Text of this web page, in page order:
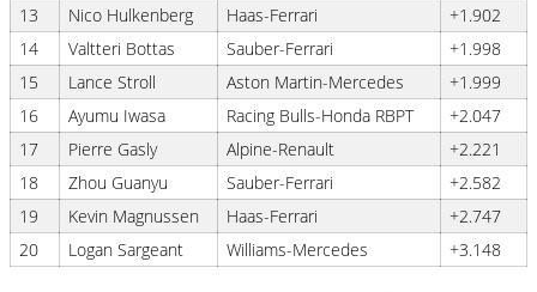
13
Nico Hulkenberg Haas-Ferrari
+1.902
14
Valtteri Bottas Sauber-Ferrari
+1.998
15
Lance Stroll Aston Martin-Mercedes
+1.999
16
Ayumu Iwasa Racing Bulls-Honda RBPT
+2.047
17
Pierre Gasly Alpine-Renault
+2.221
18
Zhou Guanyu Sauber-Ferrari
+2.582
19
Kevin Magnussen Haas-Ferrari
+2.747
20
Logan Sargeant Williams-Mercedes +3.148